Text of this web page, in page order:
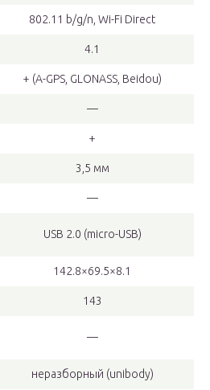
802.11 b/g/n, Wi-Fi Direct
4.1
+ (A-GPS, GLONASS, Beidou)
—
+
3,5 мм
—
USB 2.0 (micro-USB)
142.8×69.5×8.1
143
—
неразборный (unibody)